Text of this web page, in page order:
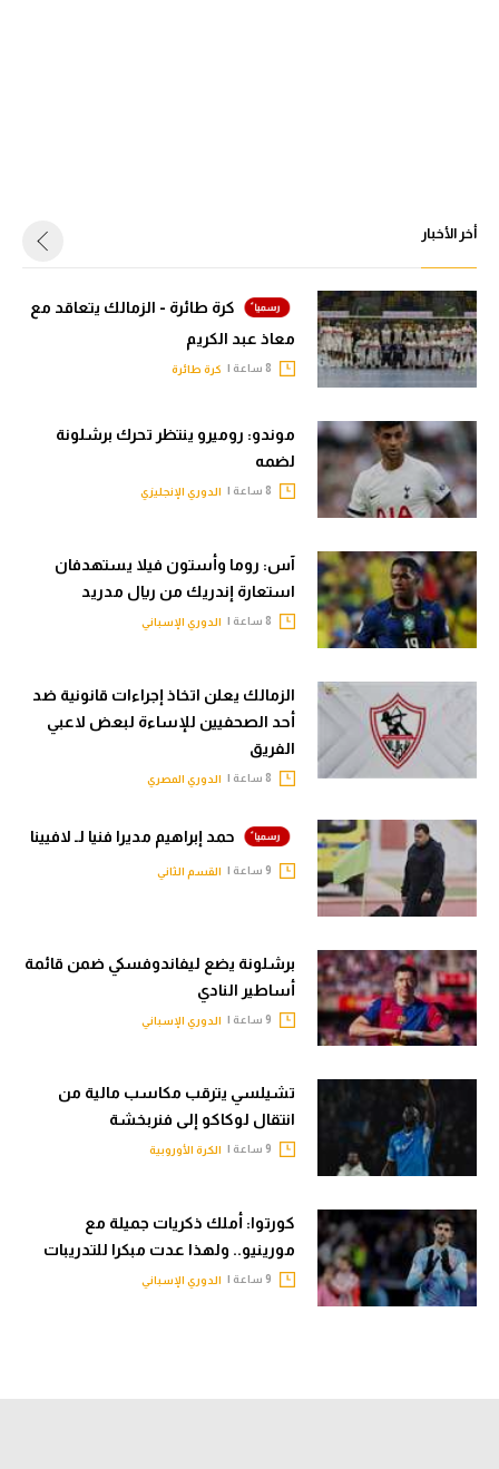
أخر الأخبار
كرة طائرة - الزمالك يتعاقد مع
معاذ عبد الكريم
كرة طائرة
موندو: روميرو ينتظر تحرك برشلونة
لضمه
الدوري الإنجليزي
آس: روما وأستون فيلا يستهدفان
استعارة إندريك من ريال مدريد
الدوري الإسباني
الزمالك يعلن اتخاذ إجراءات قانونية ضد
أحد الصحفيين للإساءة لبعض لاعبي
الفريق
الدوري المصري
حمد إبراهيم مديرا فنيا لـ لافيينا
القسم الثاني
برشلونة يضع ليفاندوفسكي ضمن قائمة
أساطير النادي
الدوري الإسباني
تشيلسي يترقب مكاسب مالية من
انتقال لوكاكو إلى فنربخشة
الكرة الأوروبية
كورتوا: أملك ذكريات جميلة مع
مورينيو.. ولهذا عدت مبكرا للتدريبات
الدوري الإسباني